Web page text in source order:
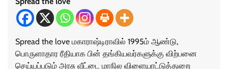
Spread the love மகாராஷ்டிராவில் 1995ம் ஆண்டு,
பொருளாதார ரீதியாக பின் தங்கியவர்களுக்கு விற்பனை
செய்யப்படும் அரசு வீட்டை மாநில விளையாட்டுத்துறை